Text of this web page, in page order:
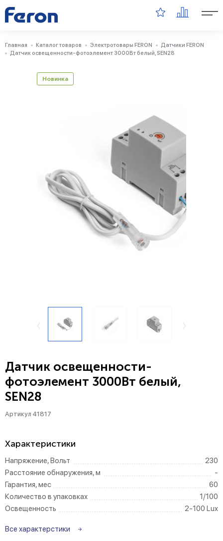
Главная Каталог товаров Электротовары FERON
Датчики FERON
Датчик освещенности-фотоэлемент 3000Вт белый, SEN28
Новинка
Датчик освещенности-
фотоэлемент 3000Вт белый,
SEN28
Артикул 41817
Характеристики
Напряжение, Вольт
230
Расстояние обнаружения, м
-
Гарантия, мес
60
Количество в упаковках
1/100
Освещенность
2-100 Lux
Все характерстики